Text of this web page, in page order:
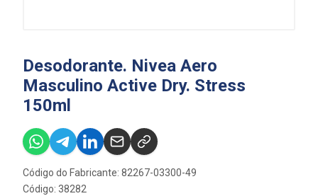
Desodorante. Nivea Aero
Masculino Active Dry. Stress
150ml
Código do Fabricante: 82267-03300-49
Código: 38282